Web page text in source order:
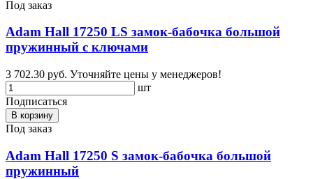
Под заказ
Adam Hall 17250 LS замок-бабочка большой
пружинный с ключами
3 702.30 руб. Уточняйте цены у менеджеров!
шт
Подписаться
В корзину
Под заказ
Adam Hall 17250 S замок-бабочка большой
пружинный